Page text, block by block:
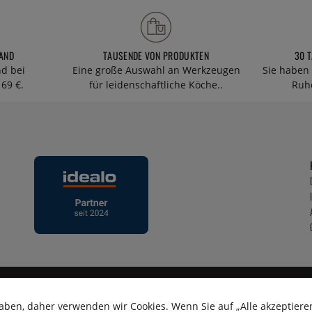
bei
€.
TAUSENDE VON PRODUKTEN
Eine große Auswahl an Werkzeugen
für leidenschaftliche Köche..
30
Sie
daher verwenden wir Cookies. Wenn Sie auf „Alle